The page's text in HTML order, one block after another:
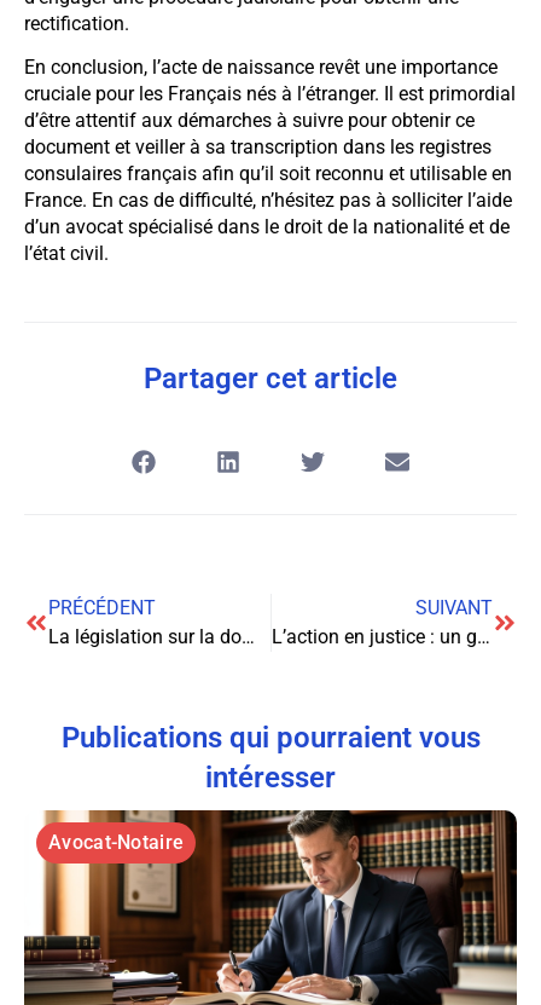
rectification.
En conclusion, l’acte de naissance revêt une importance
cruciale pour les Français nés à l’étranger. Il est primordial
d’être attentif aux démarches à suivre pour obtenir ce
document et veiller à sa transcription dans les registres
consulaires français afin qu’il soit reconnu et utilisable en
France. En cas de difficulté, n’hésitez pas à solliciter l’aide
d’un avocat spécialisé dans le droit de la nationalité et de
l’état civil.
Partager cet article
PRÉCÉDENT
La législation sur la domiciliation d’entreprise : tout ce que vous devez savoir
SUIVANT
L’action en justice : un guide complet pour mieux comprendre vos droits
Publications qui pourraient vous
intéresser
Avocat-Notaire